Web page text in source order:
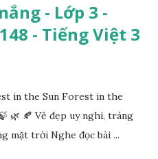
- Lớp 3 -
- Tiếng Việt 3
in the Sun Forest in the
🌿 🍂 Vẻ đẹp uy nghi, tráng
mặt trời Nghe đọc bài ...